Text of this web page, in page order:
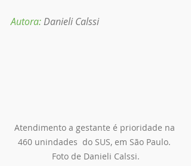
Autora: Danieli Calssi
Atendimento a gestante é prioridade na
460 unindades  do SUS, em São Paulo.
Foto de Danieli Calssi.